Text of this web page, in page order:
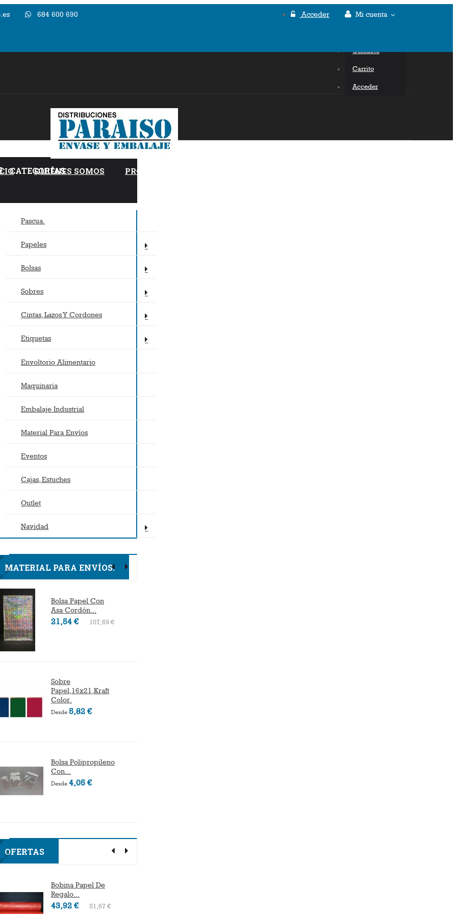
684 600 690 Mi cuenta
Contacto
Carrito
Acceder
Acceder
QUIÉNES SOMOS PRODUCTOS PERSONALIZADOS
CATEGORÍAS
Pascua.
Papeles
Bolsas
Sobres
Cintas, Lazos Y Cordones
Etiquetas
Envoltorio Alimentario
Maquinaria
Embalaje Industrial
Material Para Envíos
Eventos
Cajas, Estuches
Outlet
Navidad
MATERIAL PARA ENVÍOS.
Bolsa Papel Con
Asa Cordón...
21,54 € 107,69 €
Sobre
Papel,16x21,Kraft
Color.
Desde 5,82 €
Bolsa Polipropileno
Con...
Desde 4,05 €
OFERTAS
Bobina Papel De
Regalo...
43,92 € 51,67 €